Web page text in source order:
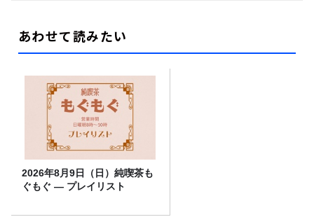
あわせて読みたい
2026年8月9日（日）純喫茶も
ぐもぐ ― プレイリスト